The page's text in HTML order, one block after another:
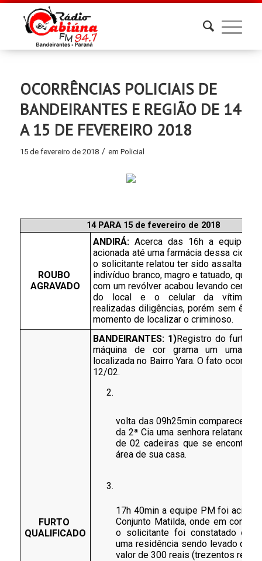
OCORRÊNCIAS POLICIAIS DE
BANDEIRANTES E REGIÃO DE 14
A 15 DE FEVEREIRO 2018
15 de fevereiro de 2018 / em Policial
14 PARA 15 de fevereiro de 2018
ROUBO
AGRAVADO
ANDIRÁ: Acerca das 16h a equipe
acionada até uma farmácia dessa
o solicitante relatou ter sido assaltado
indivíduo branco, magro e tatuado, que
com um revólver acabou levando certa
do local e o celular da vítima.
realizadas diligências, porém sem êxito
momento de localizar o criminoso.
FURTO
QUALIFICADO
BANDEIRANTES: 1)Registro do furto
máquina de cor grama um uma
localizada no Bairro Yara. O fato ocorreu
12/02.
volta das 09h25min compareceu à
da 2ª Cia uma senhora relatando o
de 02 cadeiras que se
área de sua casa.
17h 40min a equipe PM foi
Conjunto Matilda, onde em
o solicitante foi constatado o
uma residência sendo levado do
valor de 300 reais (trezentos